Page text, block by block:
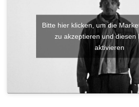
Bitte hier klicken, um die
zu akzeptieren und diesen
aktivieren